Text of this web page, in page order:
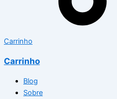
Carrinho
Carrinho
Blog
Sobre